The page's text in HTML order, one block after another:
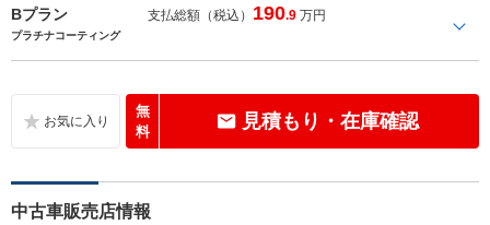
Bプラン 支払総額（税込） 190.9 万円
プラチナコーティング
無
料
見積もり・在庫確認
中古車販売店情報